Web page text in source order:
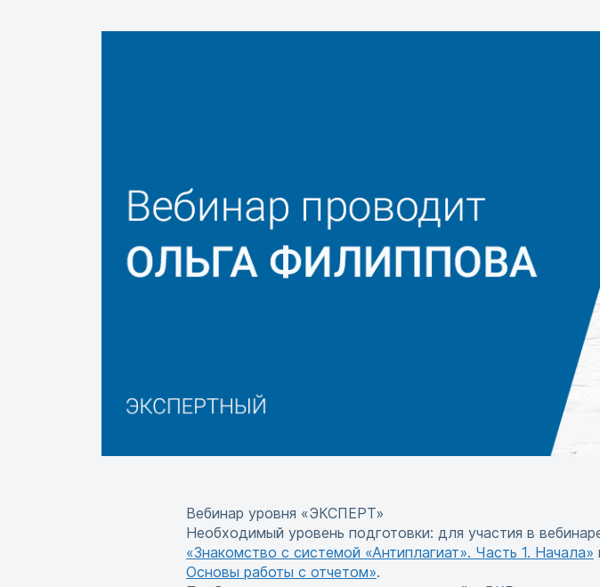
Вебинар уровня «ЭКСПЕРТ»
Необходимый уровень подготовки: для участия в
«Знакомство с системой «Антиплагиат». Часть 1. Начала»
Основы работы с отчетом».